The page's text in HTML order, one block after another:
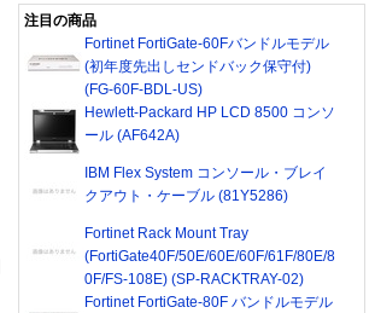
注目の商品
Fortinet FortiGate-60Fバンドルモデル
(初年度先出しセンドバック保守付)
(FG-60F-BDL-US)
Hewlett-Packard HP LCD 8500 コンソ
ール (AF642A)
IBM Flex System コンソール・ブレイ
クアウト・ケーブル (81Y5286)
Fortinet Rack Mount Tray
(FortiGate40F/50E/60E/60F/61F/80E/8
0F/FS-108E) (SP-RACKTRAY-02)
Fortinet FortiGate-80F バンドルモデル